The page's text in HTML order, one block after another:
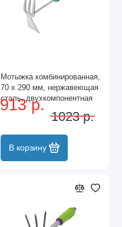
Мотыжка комбинированная,
70 х 290 мм, нержавеющая
сталь, двухкомпонентная
рукоятка, Premium Plus,
913 р.
1023 р.
В корзину